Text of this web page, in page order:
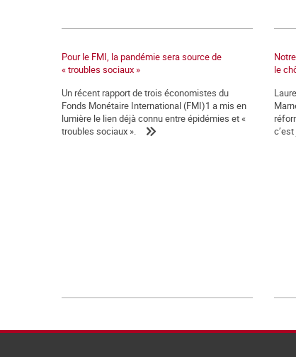
Pour le FMI, la pandémie sera source de
« troubles sociaux »
Un récent rapport de trois économistes du
Fonds Monétaire International (FMI)1 a mis en
lumière le lien déjà connu entre épidémies et «
troubles sociaux ».
le